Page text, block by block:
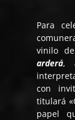
Para
vinilo
arderá,
con
titulará
papel